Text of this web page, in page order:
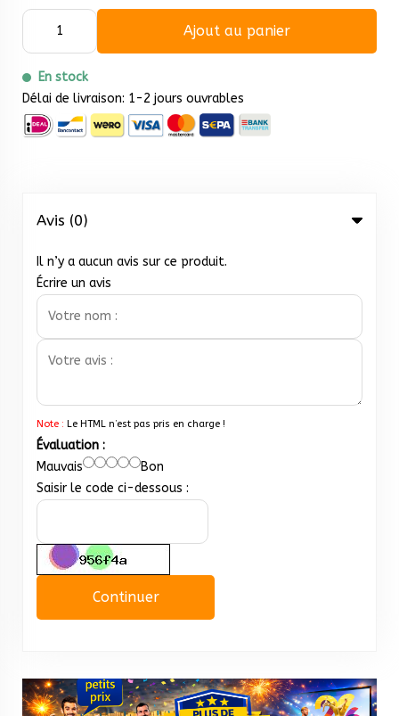
Ajout au panier
En stock
Délai de livraison: 1-2 jours ouvrables
Avis (0)
Il n’y a aucun avis sur ce produit.
Écrire un avis
Note : Le HTML n’est pas pris en charge !
Évaluation :
Mauvais
Bon
Saisir le code ci-dessous :
Continuer